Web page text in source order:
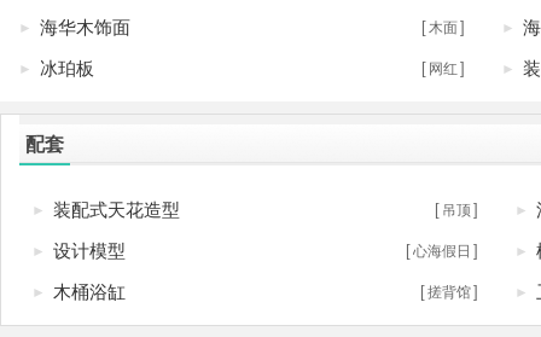
► 海华木饰面 [木面] ►
► 冰珀板 [ 网红 ] ►
配套
► 装配式天花造型 [ 吊顶 ] ►
► 设计模型 [心海假日 ] ►
► 木桶浴缸 [搓背馆] ►